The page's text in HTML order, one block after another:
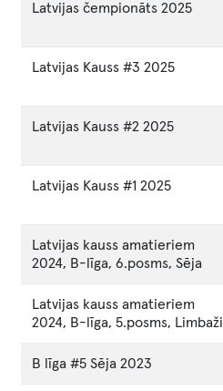
Latvijas čempionāts 2025
Latvijas Kauss #3 2025
Latvijas Kauss #2 2025
Latvijas Kauss #1 2025
Latvijas kauss amatieriem
2024, B-līga, 6.posms, Sēja
Latvijas kauss amatieriem
2024, B-līga, 5.posms, Limbaži
B līga #5 Sēja 2023